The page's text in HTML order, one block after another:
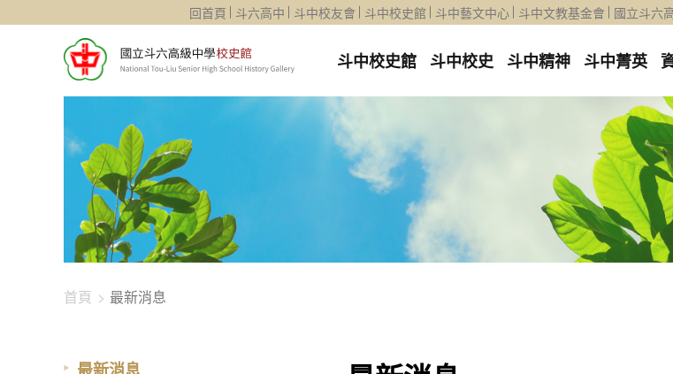
回首頁 斗六高中 斗中校友會 斗中校史館 斗中藝文中心 斗中文教基金會 國立斗六
斗中校史館 斗中校史 斗中精神 斗中菁英
首頁 最新消息
最新消息